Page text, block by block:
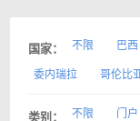
国家： 不限 巴西
委内瑞拉
哥伦比
类别： 不限 门户